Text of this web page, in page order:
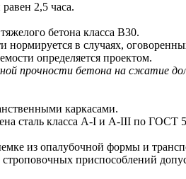
2,5 часа.
бетона класса В30.
нормируется в случаях,
определяется проектом.
прочности бетона на сжатие
каркасами.
сталь класса A-I и A-III по ГОСТ
из опалубочной формы и
приспособлений